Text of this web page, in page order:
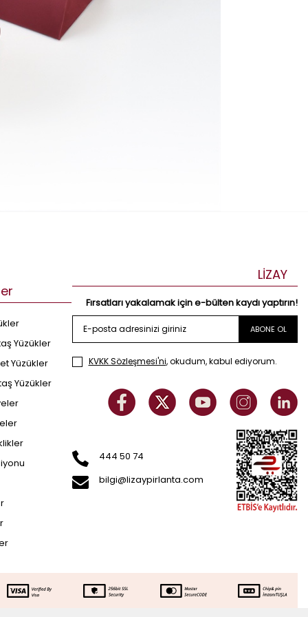
Sepette Ek İndirim
Yüzükler
Yüzükler
Yüzükler
LİZAY
Fırsatları yakalamak için e-bülten kaydı yaptırın!
ABONE OL
KVKK Sözleşmesi'ni, okudum, kabul ediyorum.
444 50 74
bilgi@lizaypirlanta.com